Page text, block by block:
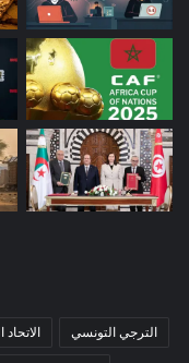
الترجي التونسي